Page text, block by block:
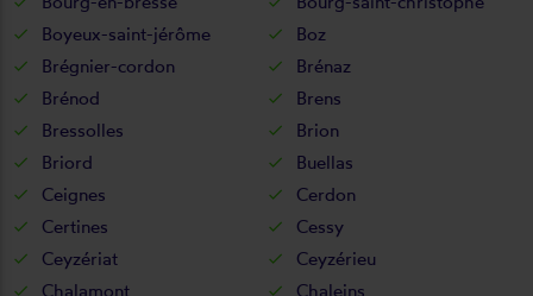
Boyeux-saint-jérôme
Boz
Brégnier-cordon
Brénaz
Brénod
Brens
Bressolles
Brion
Briord
Buellas
Ceignes
Cerdon
Certines
Cessy
Ceyzériat
Ceyzérieu
Chalamont
Chaleins